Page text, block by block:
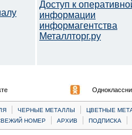
Доступ к
информации
информагентства
Металлторг.ру
| ЧЕРНЫЕ МЕТАЛЛЫ |
ЦВЕТНЫЕ
НОМЕР | АРХИВ | ПОДПИСКА |